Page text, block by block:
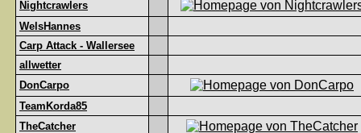
Nightcrawlers
WelsHannes
Carp Attack - Wallersee
allwetter
DonCarpo
TeamKorda85
TheCatcher